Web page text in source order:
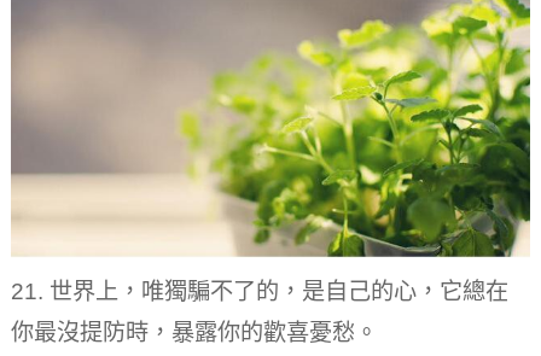
21. 世界上，唯獨騙不了的，是自己的心，它總在
你最沒提防時，暴露你的歡喜憂愁。